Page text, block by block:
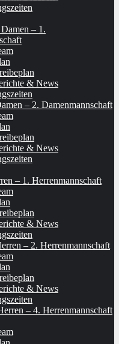
– 1.
& News
– 2. Damenmannschaft
& News
– 1. Herrenmannschaft
& News
– 2. Herrenmannschaft
& News
– 4. Herrenmannschaft